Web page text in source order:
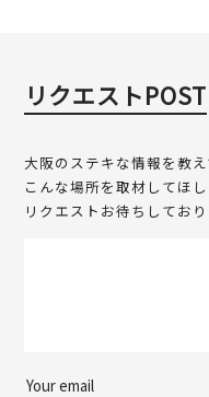
リクエストPOST
大阪のステキな情報を教え
こんな場所を取材してほ
リクエストお待ちしており